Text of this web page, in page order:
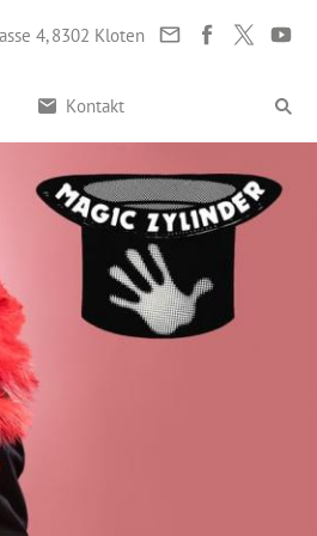
4, 8302 Kloten
Kontakt